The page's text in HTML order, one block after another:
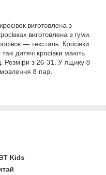
виготовлена з
виготовлена з гуми.
— текстиль. Кросівки
дитячі кросівки мають
Розміри з 26-31. У ящику 8
8 пар.
Kids